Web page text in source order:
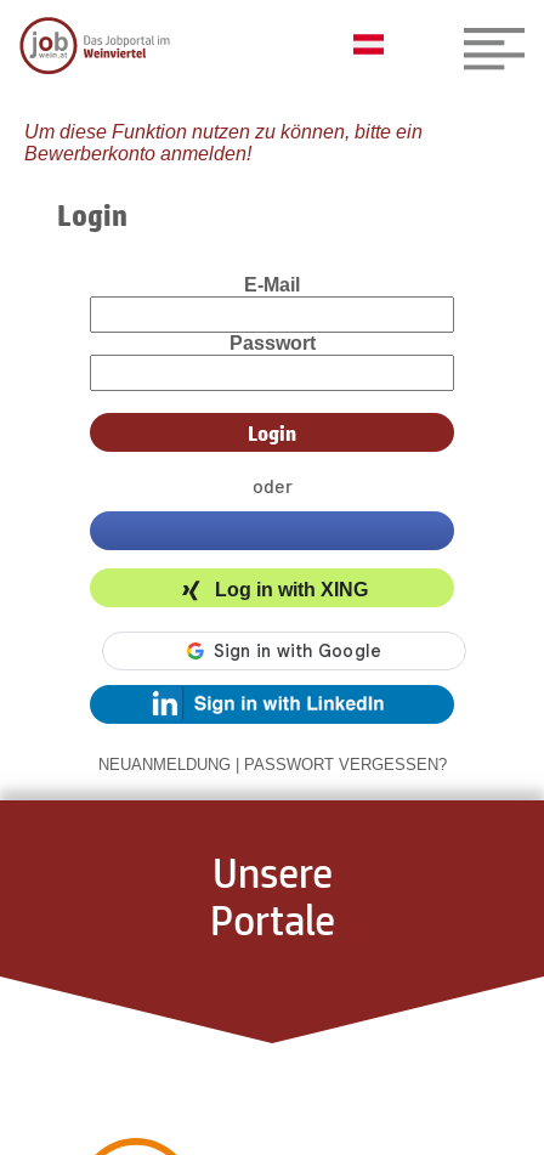
Um diese Funktion nutzen zu können, bitte ein
Bewerberkonto anmelden!
Login
E-Mail
Passwort
oder
Log in with XING
NEUANMELDUNG | PASSWORT VERGESSEN?
Unsere
Portale